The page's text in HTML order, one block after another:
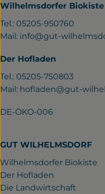
Wilhelmsdorfer Biokiste
Tel.: 05205-950760
Mail: info@gut-
Der Hofladen
Tel.: 05205-750803
Mail: hofladen@gut-
DE-ÖKO-006
GUT WILHELMSDORF
Wilhelmsdorfer Biokiste
Der Hofladen
Die Landwirtschaft